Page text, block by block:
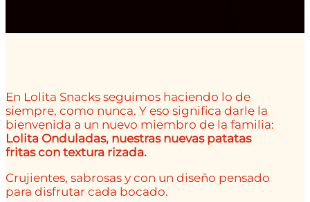
En Lolita Snacks seguimos haciendo lo de
siempre, como nunca. Y eso significa darle la
bienvenida a un nuevo miembro de la familia:
Lolita Onduladas, nuestras nuevas patatas
fritas con textura rizada.
Crujientes, sabrosas y con un diseño pensado
para disfrutar cada bocado.